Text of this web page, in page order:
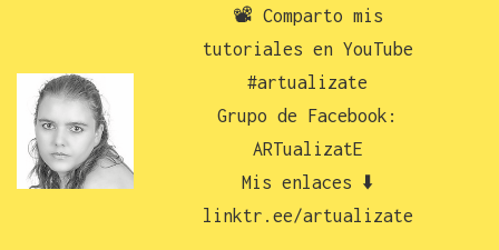
📽️ Comparto mis
tutoriales en YouTube
#artualizate
Grupo de Facebook:
ARTualizatE
Mis enlaces ⬇️
linktr.ee/artualizate